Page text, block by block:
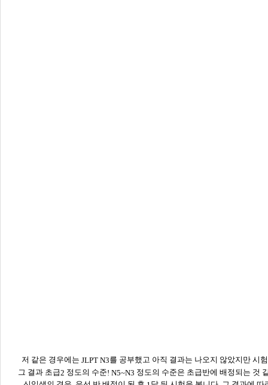
저 같은 경우에는 JLPT N3를 공부했고 아직 결과는 나오지 않았지만 시
그 결과 초급2 정도의 수준! N5~N3 정도의 수준은 초급반에 배정되는 것